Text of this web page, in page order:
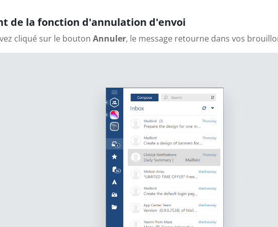
de la fonction d'annulation d'envoi
cliqué sur le bouton Annuler, le message retourne dans vos